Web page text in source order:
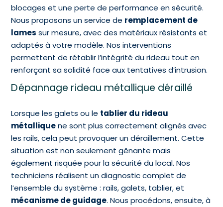
blocages et une perte de performance en sécurité.
Nous proposons un service de remplacement de
lames sur mesure, avec des matériaux résistants et
adaptés à votre modèle. Nos interventions
permettent de rétablir l’intégrité du rideau tout en
renforçant sa solidité face aux tentatives d’intrusion.
Dépannage rideau métallique déraillé
Lorsque les galets ou le tablier du rideau
métalliquene sont plus correctement alignés avec
les rails, cela peut provoquer un déraillement. Cette
situation est non seulement gênante mais
également risquée pour la sécurité du local. Nos
techniciens réalisent un diagnostic complet de
l’ensemble du système : rails, galets, tablier, et
mécanisme de guidage. Nous procédons, ensuite, à